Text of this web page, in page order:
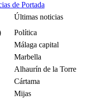
de Portada
Últimas noticias
Política
Málaga capital
Marbella
Alhaurín de la Torre
Cártama
Mijas